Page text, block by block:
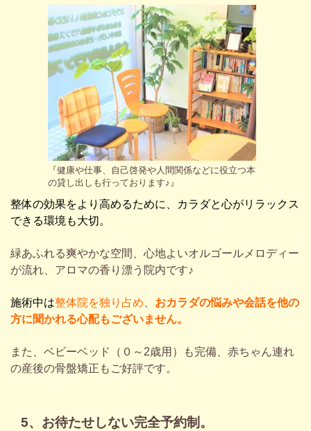
『健康や仕事、自己啓発や人間関係などに役立つ本
の貸し出しも行っております♪』
整体の効果をより高めるために、カラダと心がリラックス
できる環境も大切。
緑あふれる爽やかな空間、心地よいオルゴールメロディー
が流れ、アロマの香り漂う院内です♪
施術中は整体院を独り占め、 おカラダの悩みや会話を他の
方に聞かれる心配もございません。
また、ベビーベッド（０～2歳用）も完備、赤ちゃん連れ
の産後の骨盤矯正もご好評です。
5、お待たせしない完全予約制。